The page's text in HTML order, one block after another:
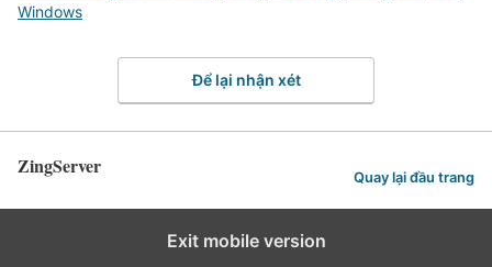
Windows
Để lại nhận xét
ZingServer Quay lại đầu trang
Exit mobile version